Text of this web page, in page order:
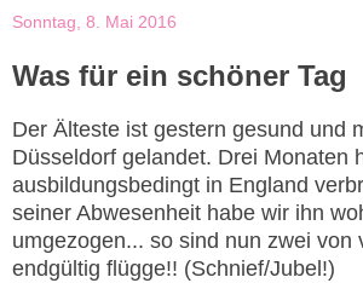
Sonntag, 8. Mai 2016
Was für ein schöner Tag
Der Älteste ist gestern gesund und
Düsseldorf gelandet. Drei Monaten
ausbildungsbedingt in England
seiner Abwesenheit habe wir ihn
umgezogen... so sind nun zwei von
endgültig flügge!! (Schnief/Jubel!)